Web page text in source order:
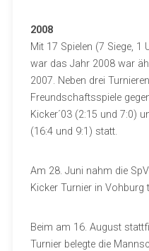
2008
Mit 17 Spielen (7 Siege, 1
war das Jahr 2008 war
2007. Neben drei
Freundschaftsspiele
Kicker´03 (2:15 und 7:0)
(16:4 und 9:1) statt.
Am 28. Juni nahm die
Kicker Turnier in Vohburg
Beim am 16. August
Turnier belegte die